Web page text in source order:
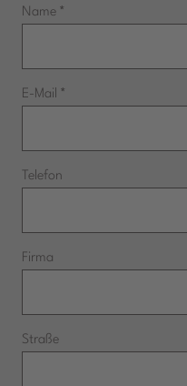
Name *
E-Mail *
Telefon
Firma
Straße